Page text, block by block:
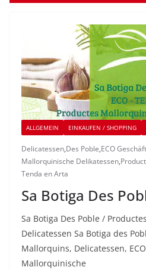
ALLGEMEIN EINKAUFEN / SHOPPING
Delicatessen,Des Poble,ECO Geschäft
Mallorquinische Delikatessen,
Tenda en Arta
Sa Botiga Des
Sa Botiga Des Poble /
Delicatessen Sa Botiga des
Mallorquins, Delicatessen,
Mallorquinische